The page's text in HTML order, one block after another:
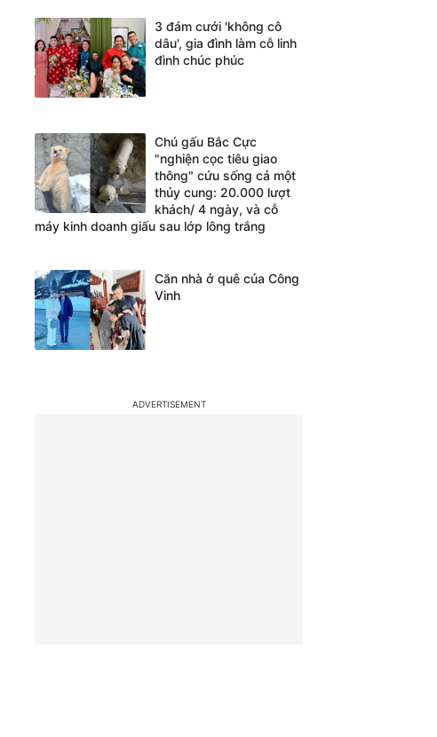
3 đám cưới 'không cô
dâu', gia đình làm cỗ linh
đình chúc phúc
Chú gấu Bắc Cực
"nghiện cọc tiêu giao
thông" cứu sống cả một
thủy cung: 20.000 lượt
khách/ 4 ngày, và cỗ
máy kinh doanh giấu sau lớp lông trắng
Căn nhà ở quê của Công
Vinh